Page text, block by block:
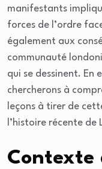
manifestants
forces de l’ordre
également aux
communauté
qui se dessinent. En
chercherons à
leçons à tirer de
l’histoire récente de
Contexte